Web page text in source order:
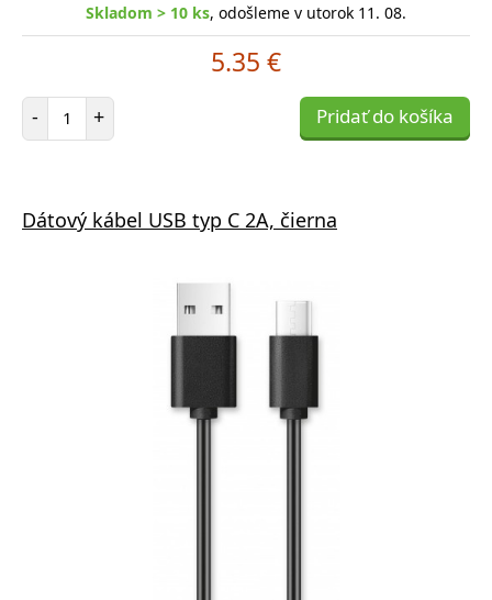
Skladom > 10 ks, odošleme v utorok 11. 08.
5.35 €
- Počet položiek
+ Pridať do košíka
Dátový kábel USB typ C 2A, čierna